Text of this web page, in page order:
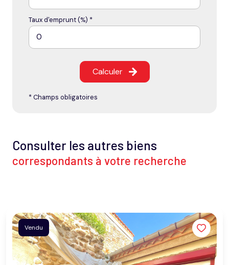
Taux d'emprunt (%) *
Calculer
* Champs obligatoires
Consulter les autres biens
correspondants à votre recherche
Vendu